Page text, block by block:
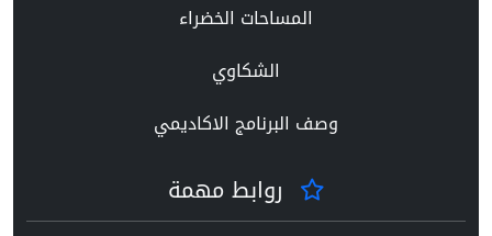
المساحات الخضراء
الشكاوي
وصف البرنامج الاكاديمي
روابط مهمة